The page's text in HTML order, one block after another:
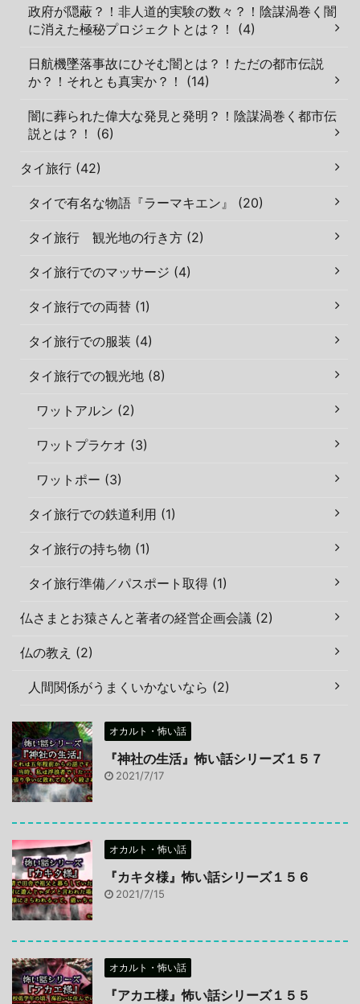
政府が隠蔽？！非人道的実験の数々？！陰謀渦巻く闇
に消えた極秘プロジェクトとは？！ (4)
日航機墜落事故にひそむ闇とは？！ただの都市伝説
か？！それとも真実か？！ (14)
闇に葬られた偉大な発見と発明？！陰謀渦巻く都市伝
説とは？！ (6)
タイ旅行 (42)
タイで有名な物語『ラーマキエン』 (20)
タイ旅行 観光地の行き方 (2)
タイ旅行でのマッサージ (4)
タイ旅行での両替 (1)
タイ旅行での服装 (4)
タイ旅行での観光地 (8)
ワットアルン (2)
ワットプラケオ (3)
ワットポー (3)
タイ旅行での鉄道利用 (1)
タイ旅行の持ち物 (1)
タイ旅行準備／パスポート取得 (1)
仏さまとお猿さんと著者の経営企画会議 (2)
仏の教え (2)
人間関係がうまくいかないなら (2)
オカルト・怖い話
『神社の生活』怖い話シリーズ１５７
2021/7/17
オカルト・怖い話
『カキタ様』怖い話シリーズ１５６
2021/7/15
オカルト・怖い話
『アカエ様』怖い話シリーズ１５５